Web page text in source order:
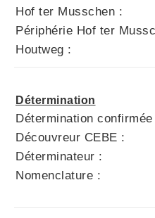
Hof ter Musschen :
Périphérie Hof ter
Houtweg :
Détermination
Détermination confirmée
Découvreur CEBE :
Déterminateur :
Nomenclature :